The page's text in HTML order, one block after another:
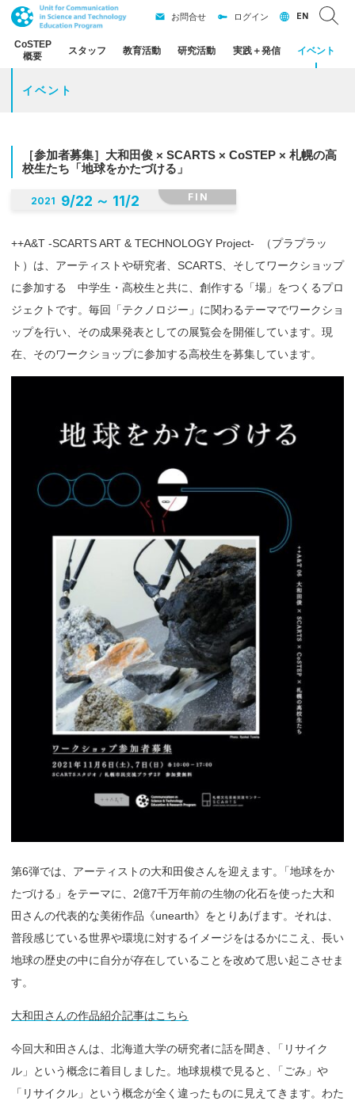
CoSTEP
概要
スタッフ 教育活動 研究活動 実践＋発信 イベント
お問合せ ログイン EN
イベント
［参加者募集］ 大和田俊 × SCARTS × CoSTEP × 札幌の高
校生たち 「地球をかたづける」
FIN
2021 9/22 ～ 11/2
++A&T -SCARTS ART & TECHNOLOGY Project- （プラプラッ
ト）は、アーティストや研究者、SCARTS、そしてワークショップ
に参加する 中学生・高校生と共に、創作する「場」をつくるプロ
ジェクトです。毎回「テクノロジー」に関わるテーマでワークショ
ップを行い、その成果発表としての展覧会を開催しています。現
在、そのワークショップに参加する高校生を募集しています。
第6弾では、アーティストの大和田俊さんを迎えます。
「地球をか
たづける」をテーマに、2億7千万年前の生物の化石を使った大和
田さんの代表的な美術作品《unearth》をとりあげます。それは、
普段感じている世界や環境に対するイメージをはるかにこえ、長い
地球の歴史の中に自分が存在していることを改めて思い起こさせま
す。
大和田さんの作品紹介記事はこちら
今回大和田さんは、北海道大学の研究者に話を聞き 、
「リサイク
ル」という概念に着目しました。地球規模で見ると 、
「ごみ」や
「リサイクル」という概念が全く違ったものに見えてきます。わた